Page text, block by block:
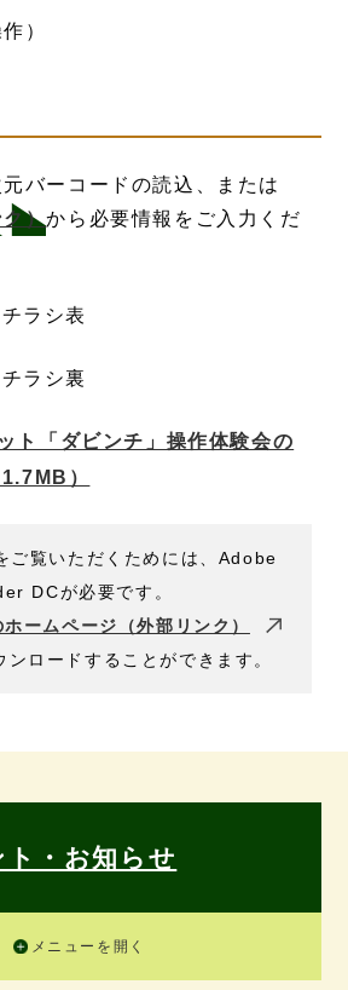
）
バーコードの読込、または
ク）から必要情報をご入力くだ
ト「ダビンチ」操作体験会の
）
ご覧いただくためには、Adobe
DCが必要です。
ームページ（外部リンク）
ンロードすることができます。
ト・お知らせ
メニューを開く